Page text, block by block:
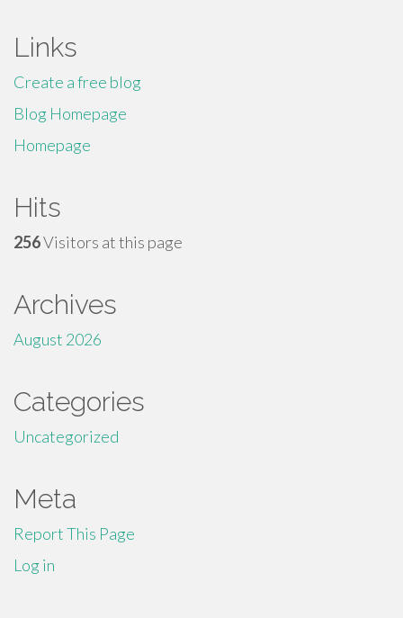
Links
Create a free blog
Blog Homepage
Homepage
Hits
256Visitors at this page
Archives
August 2026
Categories
Uncategorized
Meta
Report This Page
Log in